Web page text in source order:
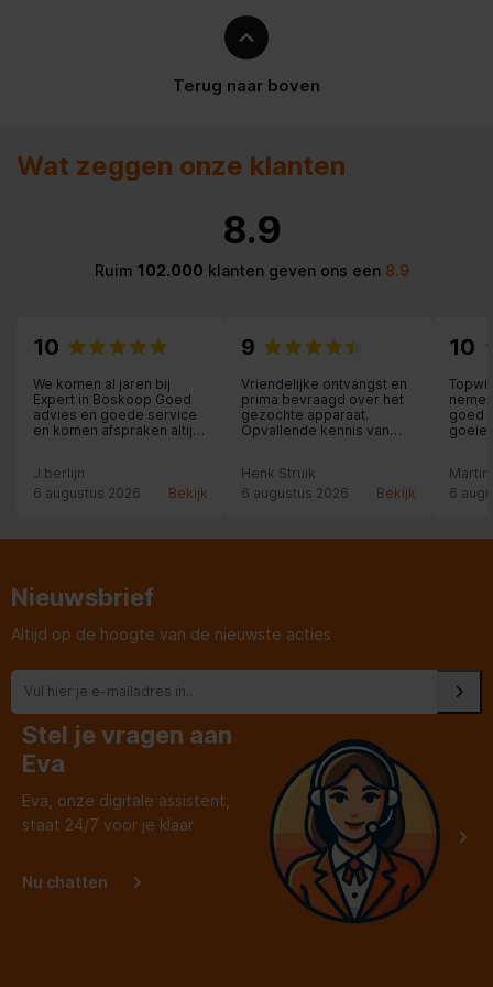
Algemene eigenschappen
Aantal personen 3 persoon/personen
Makkelijk schoon te maken
Diameter 20 cm
Hoeveelheid hadvaten 1
Vorm Rond
Inwendige coating
Kenmerken
Geschikt voor soorten
Keramisch, Gas, Halogeen,
Hitte indicator Thermo-Spot
Thermosignaal-technologie
Terug naar boven
Wat zeggen onze klanten
8.9
Ruim 102.000 klanten geven ons een8.9
10
We komen al jaren bij
Expert in Boskoop Goed
advies en goede service
en komen afspraken altijd
J.berlijn
6 augustus 2026
Bekijk
9
Vriendelijke ontvangst en
prima bevraagd over het
gezochte apparaat.
Opvallende kennis van
Henk Struik
6 augustus 2026
Bekijk
10
goed
goeie
Martin
6
Nieuwsbrief
Altijd op de hoogte van de nieuwste acties
Stel je vragen aan
Eva
Eva, onze digitale assistent,
staat 24/7 voor je klaar
Nu chatten